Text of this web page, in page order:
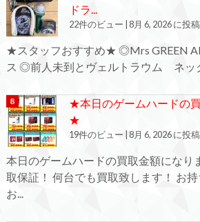
ドラ...
22件のビュー 8月 6, 2026 に投
★スタッフおすすめ★ ◎Mrs GREEN
ス ◎前人未到とヴェルトラウム ネッ
★本日のゲームハードの
★
19件のビュー 8月 6, 2026 に投
本日のゲームハードの買取金額になり
取保証！ 何台でも買取致します！ お
お...